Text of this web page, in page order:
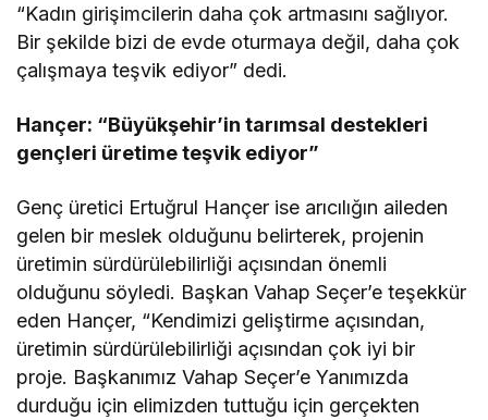
“Kadın girişimcilerin daha çok artmasını sağlıyor.
Bir şekilde bizi de evde oturmaya değil, daha çok
çalışmaya teşvik ediyor” dedi.
Hançer: “Büyükşehir’in tarımsal destekleri
gençleri üretime teşvik ediyor”
Genç üretici Ertuğrul Hançer ise arıcılığın aileden
gelen bir meslek olduğunu belirterek, projenin
üretimin sürdürülebilirliği açısından önemli
olduğunu söyledi. Başkan Vahap Seçer’e teşekkür
eden Hançer, “Kendimizi geliştirme açısından,
üretimin sürdürülebilirliği açısından çok iyi bir
proje. Başkanımız Vahap Seçer’e Yanımızda
durduğu için elimizden tuttuğu için gerçekten